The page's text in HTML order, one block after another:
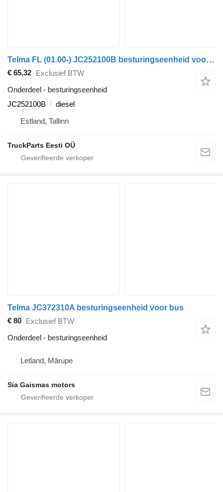
Telma FL (01.00-) JC252100B besturingseenheid voor Volvo FL, FL6, FL7, FL10, FL12, FS718 (1985-2005) trekker
€ 65,32 Exclusief BTW
Onderdeel - besturingseenheid
JC252100B
diesel
Estland, Tallinn
TruckParts Eesti OÜ
Telma JC372310A besturingseenheid voor bus
€ 80 Exclusief BTW
Onderdeel - besturingseenheid
Letland, Mārupe
Sia Gaismas motors